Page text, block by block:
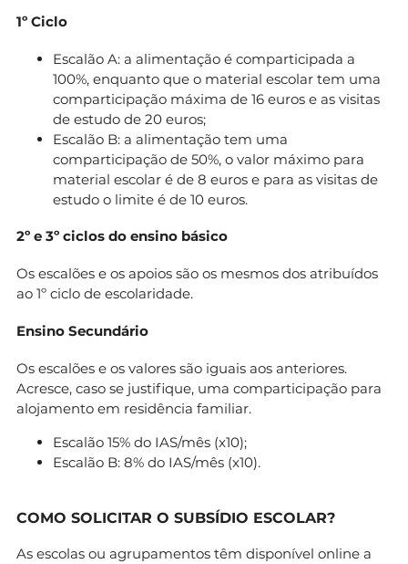
1º Ciclo
Escalão A: a alimentação é comparticipada a
100%, enquanto que o material escolar tem uma
comparticipação máxima de 16 euros e as visitas
de estudo de 20 euros;
Escalão B: a alimentação tem uma
comparticipação de 50%, o valor máximo para
material escolar é de 8 euros e para as visitas de
estudo o limite é de 10 euros.
2º e 3º ciclos do ensino básico
Os escalões e os apoios são os mesmos dos atribuídos
ao 1º ciclo de escolaridade.
Ensino Secundário
Os escalões e os valores são iguais aos anteriores.
Acresce, caso se justifique, uma comparticipação para
alojamento em residência familiar.
Escalão 15% do IAS/mês (x10);
Escalão B: 8% do IAS/mês (x10).
COMO SOLICITAR O SUBSÍDIO ESCOLAR?
As escolas ou agrupamentos têm disponível online a